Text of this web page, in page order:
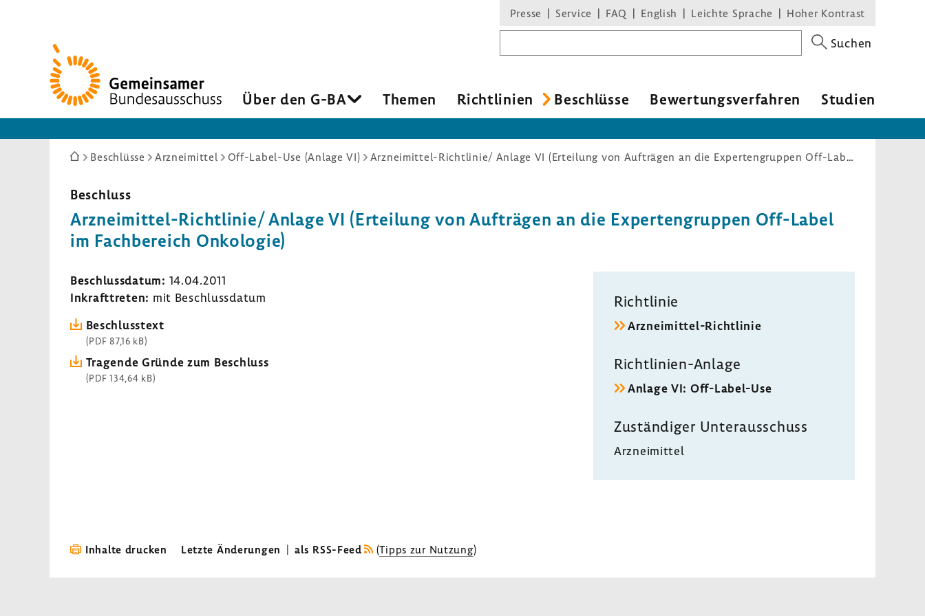
Zur
Startseite
Presse Service FAQ English Leichte Sprache Hoher Kontrast
Suchen
Über den G-BA Themen Richt­li­nien Beschlüsse Bewer­tungs­ver­fahren Studien
Sie
hier:
Beschlüsse Arzneimittel Off-Label-Use (Anlage VI) Arzneimittel-Richtlinie/ Anlage VI (Erteilung von Aufträgen an die Expertengruppen Off-Label im Fachbereich Onkologie)
Beschluss
Arzneimittel-​Richtlinie/ Anlage VI (Ertei­lung von Aufträgen an die Exper­ten­gruppen Off-​Label
im Fach­be­reich Onko­logie)
Beschluss­datum: 14.04.2011
Inkraft­treten: mit Beschluss­datum
Beschluss­text
(PDF 87,16 kB)
Tragende Gründe zum Beschluss
(PDF 134,64 kB)
Richt­linie
Arzneimittel-​Richtlinie
Richtlinien-​Anlage
Anlage VI: Off-​Label-Use
Zustän­diger Unter­aus­schuss
Arznei­mittel
Inhalte drucken Letzte Änderungen | als RSS-Feed (Tipps zur Nutzung)